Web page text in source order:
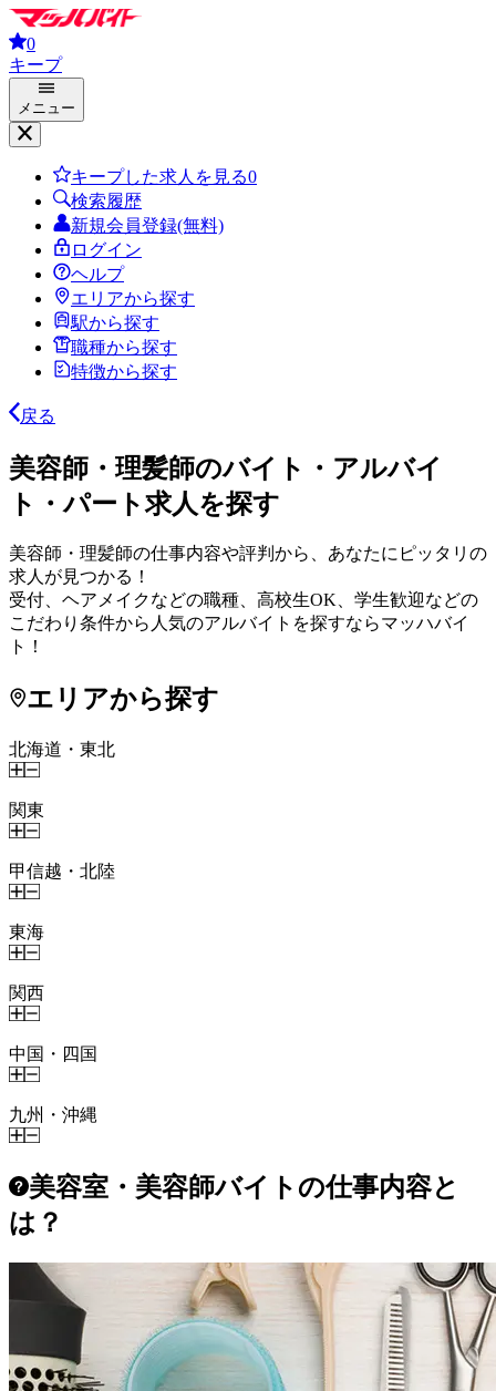
0
キープ
メニュー
キープした求人を見る0
検索履歴
新規会員登録(無料)
ログイン
ヘルプ
エリアから探す
駅から探す
職種から探す
特徴から探す
戻る
美容師・理髪師のバイト・アルバイ
ト・パート求人を探す
美容師・理髪師の仕事内容や評判から、あなたにピッタリの
求人が見つかる！
受付、ヘアメイクなどの職種、高校生OK、学生歓迎などの
こだわり条件から人気のアルバイトを探すならマッハバイ
ト！
エリアから探す
北海道・東北
関東
甲信越・北陸
東海
関西
中国・四国
九州・沖縄
美容室・美容師バイトの仕事内容と
は？